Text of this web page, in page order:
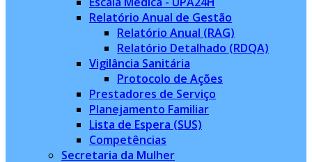
Relatório Anual de Gestão
Relatório Anual (RAG)
Relatório Detalhado (RDQA)
Vigilância Sanitária
Protocolo de Ações
Prestadores de Serviço
Planejamento Familiar
Lista de Espera (SUS)
Competências
Secretaria da Mulher